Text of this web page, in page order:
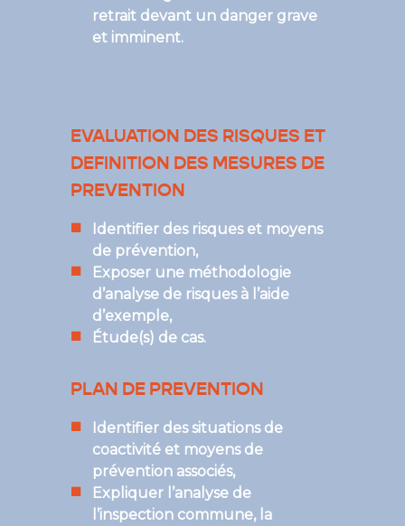
retrait devant un danger grave
et imminent.
EVALUATION DES RISQUES ET
DEFINITION DES MESURES DE
PREVENTION
Identifier des risques et moyens
de prévention,
Exposer une méthodologie
d’analyse de risques à l’aide
d’exemple,
Étude(s) de cas.
PLAN DE PREVENTION
Identifier des situations de
coactivité et moyens de
prévention associés,
Expliquer l’analyse de
l’inspection commune, la